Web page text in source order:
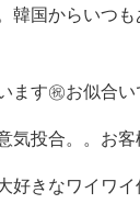
韓国からいつ
ます㊗お似合い
投合。。お客
きなワイワイ